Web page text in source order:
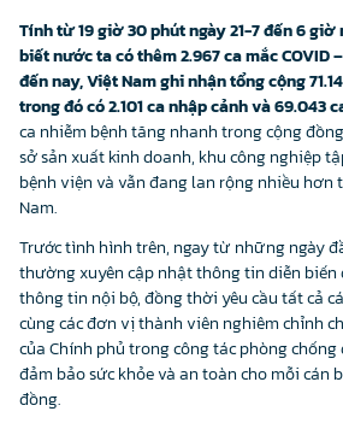
Tính từ 19 giờ 30 phút ngày 21-7 đến 6 giờ
biết nước ta có thêm 2.967 ca mắc COVID
đến nay, Việt Nam ghi nhận tổng cộng
trong đó có 2.101 ca nhập cảnh và 69.043
ca nhiễm bệnh tăng nhanh trong cộng
sở sản xuất kinh doanh, khu công nghiệp
bệnh viện và vẫn đang lan rộng nhiều hơn
Nam.
Trước tình hình trên, ngay từ những ngày
thường xuyên cập nhật thông tin diễn biến
thông tin nội bộ, đồng thời yêu cầu tất cả
cùng các đơn vị thành viên nghiêm chỉnh
của Chính phủ trong công tác phòng chống
đảm bảo sức khỏe và an toàn cho mỗi cán
đồng.